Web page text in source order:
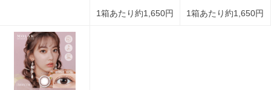
1箱あたり約1,650円 1箱あたり約1,650円